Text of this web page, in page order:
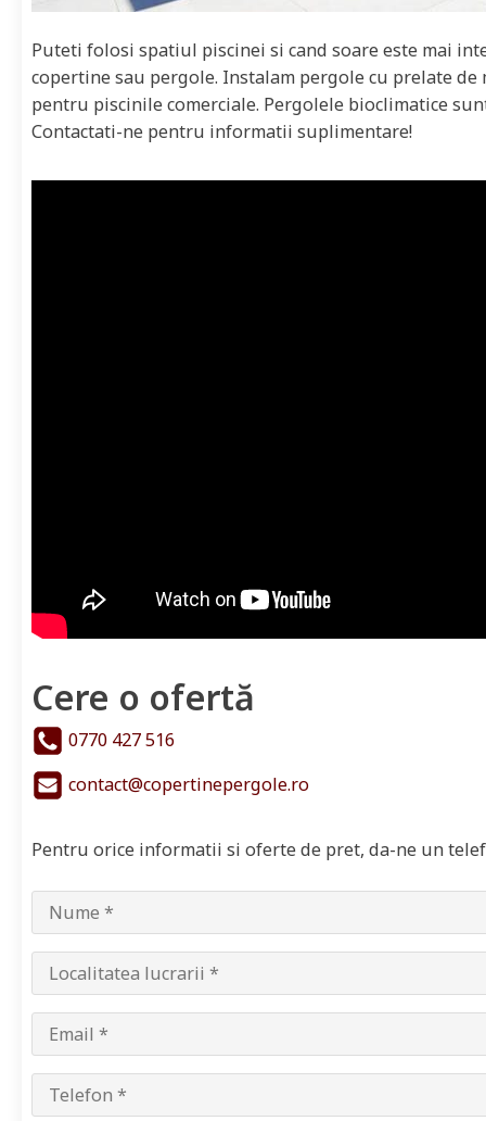
Puteti folosi spatiul piscinei si cand soare este mai
copertine sau pergole. Instalam pergole cu prelate
pentru piscinile comerciale. Pergolele bioclimatice
Contactati-ne pentru informatii suplimentare!
Cere o ofertă
0770 427 516
contact@copertinepergole.ro
Pentru orice informatii si oferte de pret, da-ne un